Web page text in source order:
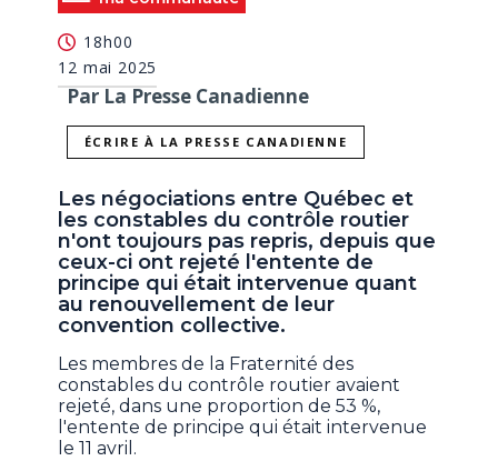
18h00
12 mai 2025
Par La Presse Canadienne
ÉCRIRE À LA PRESSE CANADIENNE
Les négociations entre Québec et
les constables du contrôle routier
n'ont toujours pas repris, depuis que
ceux-ci ont rejeté l'entente de
principe qui était intervenue quant
au renouvellement de leur
convention collective.
Les membres de la Fraternité des
constables du contrôle routier avaient
rejeté, dans une proportion de 53 %,
l'entente de principe qui était intervenue
le 11 avril.